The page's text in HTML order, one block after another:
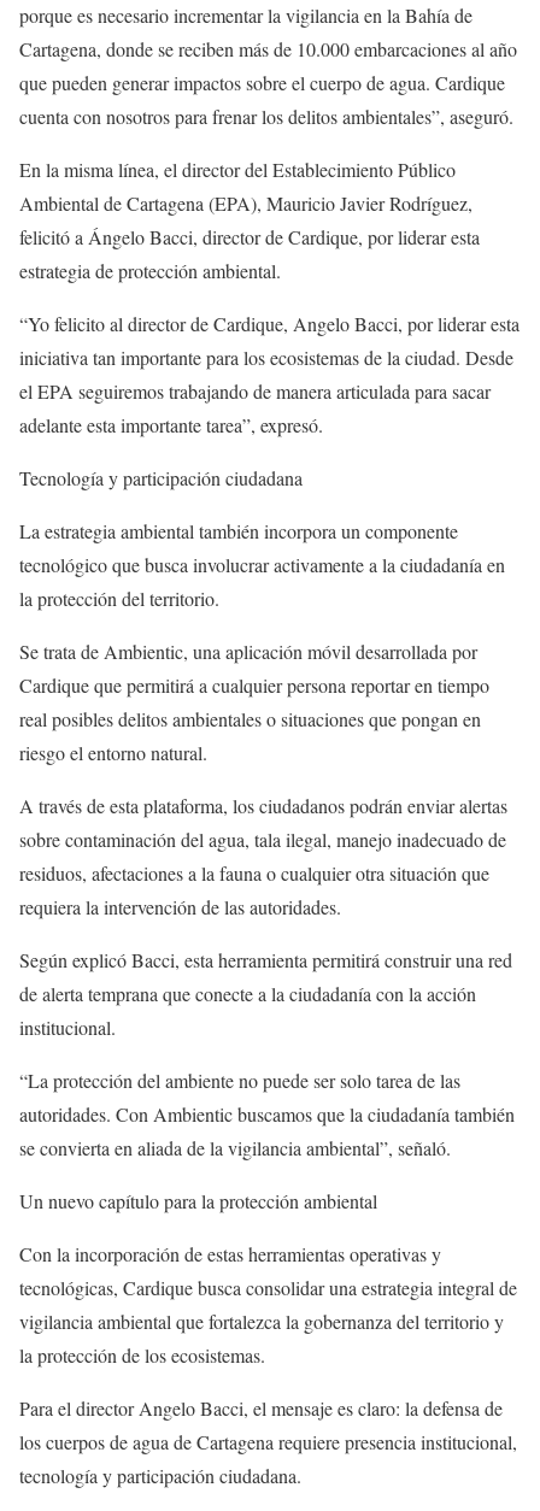
porque es necesario incrementar la vigilancia en la Bahía de
Cartagena, donde se reciben más de 10.000 embarcaciones al año
que pueden generar impactos sobre el cuerpo de agua. Cardique
cuenta con nosotros para frenar los delitos ambientales”, aseguró.
En la misma línea, el director del Establecimiento Público
Ambiental de Cartagena (EPA), Mauricio Javier Rodríguez,
felicitó a Ángelo Bacci, director de Cardique, por liderar esta
estrategia de protección ambiental.
“Yo felicito al director de Cardique, Angelo Bacci, por liderar esta
iniciativa tan importante para los ecosistemas de la ciudad. Desde
el EPA seguiremos trabajando de manera articulada para sacar
adelante esta importante tarea”, expresó.
Tecnología y participación ciudadana
La estrategia ambiental también incorpora un componente
tecnológico que busca involucrar activamente a la ciudadanía en
la protección del territorio.
Se trata de Ambientic, una aplicación móvil desarrollada por
Cardique que permitirá a cualquier persona reportar en tiempo
real posibles delitos ambientales o situaciones que pongan en
riesgo el entorno natural.
A través de esta plataforma, los ciudadanos podrán enviar alertas
sobre contaminación del agua, tala ilegal, manejo inadecuado de
residuos, afectaciones a la fauna o cualquier otra situación que
requiera la intervención de las autoridades.
Según explicó Bacci, esta herramienta permitirá construir una red
de alerta temprana que conecte a la ciudadanía con la acción
institucional.
“La protección del ambiente no puede ser solo tarea de las
autoridades. Con Ambientic buscamos que la ciudadanía también
se convierta en aliada de la vigilancia ambiental”, señaló.
Un nuevo capítulo para la protección ambiental
Con la incorporación de estas herramientas operativas y
tecnológicas, Cardique busca consolidar una estrategia integral de
vigilancia ambiental que fortalezca la gobernanza del territorio y
la protección de los ecosistemas.
Para el director Angelo Bacci, el mensaje es claro: la defensa de
los cuerpos de agua de Cartagena requiere presencia institucional,
tecnología y participación ciudadana.